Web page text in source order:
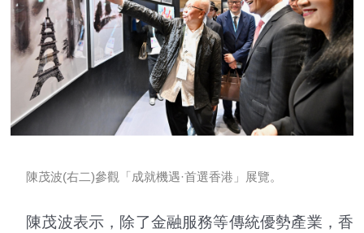
陳茂波(右二)參觀「成就機遇·首選香港」展覽。
陳茂波表示，除了金融服務等傳統優勢產業，香